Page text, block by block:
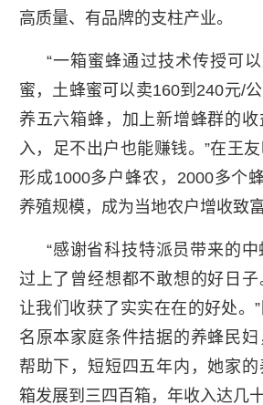
高质量、有品牌的支柱产业。
“一箱蜜蜂通过技术传授可
蜜，土蜂蜜可以卖160到240元/
养五六箱蜂，加上新增蜂群的
入，足不出户也能赚钱。”在王
形成1000多户蜂农，2000多个
养殖规模，成为当地农户增收致
“感谢省科技特派员带来的
过上了曾经想都不敢想的好日
让我们收获了实实在在的好处。
名原本家庭条件拮据的养蜂民
帮助下，短短四五年内，她家
箱发展到三四百箱，年收入达几十